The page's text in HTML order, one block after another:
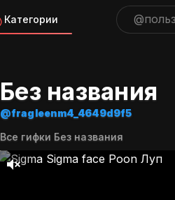
Категории
Без названия
@fragleenm4_4649d9f5
Все гифки Без названия